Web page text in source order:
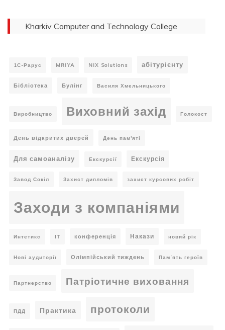
Kharkiv Computer and Technology College
1С-Рарус MRIYA NIX Solutions абітурієнту
Бібліотека Булінг Василя Хмельницького
Виробництво Виховний захід Голокост
День відкритих дверей День пам'яті
Для самоаналізу Екскурсії Екскурсія
Завод Сокіл Захист дипломів захист курсових робіт
Заходи з компаніями
Интетикс ІТ конференція Накази новий рік
Нові аудиторії Олімпійський тиждень Пам’ять героїв
Партнерство Патріотичне виховання
ПДД Практика протоколи